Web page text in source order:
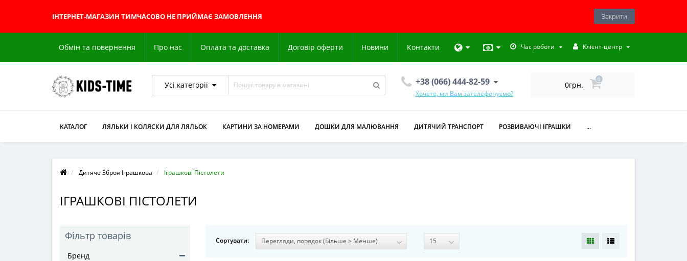
ІНТЕРНЕТ-МАГАЗИН ТИМЧАСОВО НЕ ПРИЙМАЄ ЗАМОВЛЕННЯ Закрити
Обмін та повернення Про нас Оплата та доставка Договір оферти Новини Контакти Час роботи Клієнт-центр
Усі категорії +38 (066) 444-82-59
Хочете, ми Вам зателефонуємо?
0грн.
0
КАТАЛОГ ЛЯЛЬКИ І КОЛЯСКИ ДЛЯ ЛЯЛЬОК КАРТИНИ ЗА НОМЕРАМИ ДОШКИ ДЛЯ МАЛЮВАННЯ ДИТЯЧИЙ ТРАНСПОРТ РОЗВИВАЮЧІ ІГРАШКИ ...
Дитяче Зброя Іграшкова Іграшкові Пістолети
ІГРАШКОВІ ПІСТОЛЕТИ
Фільтр товарів
Бренд
Сортувати: